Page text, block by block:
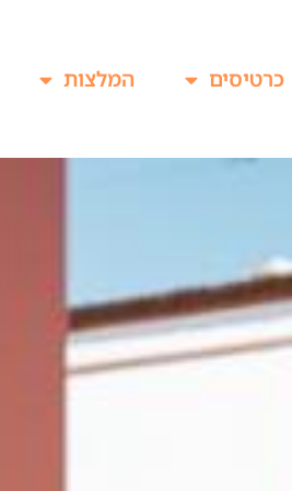
כרטיסים המלצות